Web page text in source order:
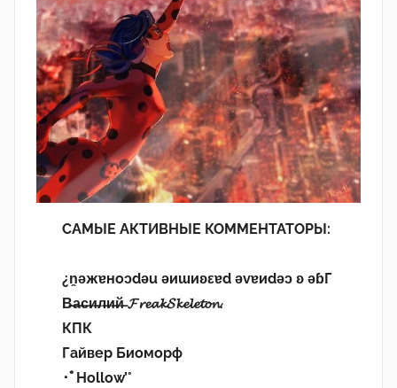
САМЫЕ АКТИВНЫЕ КОММЕНТАТОРЫ:
¿n̯ǝжɐноɔdǝu ǝиɯиʚεɐd ǝvɐиdǝɔ ʚ ǝɓГ
В̶а̶с̶и̶л̶и̶й̶ 𝓕𝓻𝓮𝓪𝓴𝓢𝓴𝓮𝓵𝓮𝓽𝓸𝓷.
КПК
Гайвер Биоморф
･ﾟHollow’°